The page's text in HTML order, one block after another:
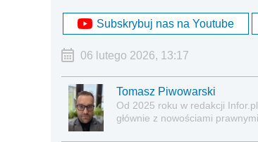
Subskrybuj nas na Youtube
06 lutego 2026, 13:17
Tomasz Piwowarski
Od 2025 roku w redakcji
głównie z nowościami